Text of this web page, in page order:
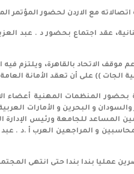
عقد اجتماع بحضور د . عبد
موقف الاتحاد بالقاهرة،
)) على أن تعقد الأمانة العامة
4/7/1998 في مقر الجامعة العربية بحضور
و البحرين و الأمارات
المساعد للجامعة ورئيس
و المراجعين العرب أ .د .
عمليا بندا بندا حتى انتهى